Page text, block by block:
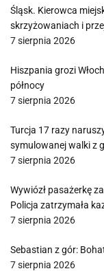
Śląsk. Kierowca
skrzyżowaniach i
7 sierpnia 2026
Hiszpania grozi
północy
7 sierpnia 2026
Turcja 17 razy
symulowanej walki z
7 sierpnia 2026
Wywiózł pasażerkę
Policja zatrzymała
7 sierpnia 2026
Sebastian z gór:
7 sierpnia 2026